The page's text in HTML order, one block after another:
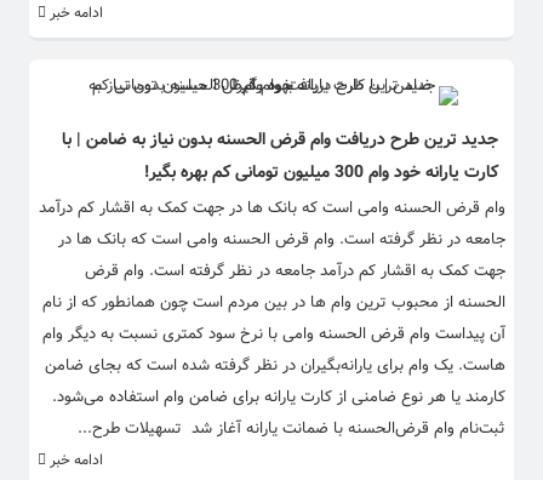
ادامه خبر
جدید ترین طرح دریافت وام قرض الحسنه بدون نیاز به ضامن | با
کارت یارانه خود وام 300 میلیون تومانی کم بهره بگیر!
وام قرض الحسنه وامی است که بانک ها در جهت کمک به اقشار کم درآمد
جامعه در نظر گرفته است. وام قرض الحسنه وامی است که بانک ها در
جهت کمک به اقشار کم درآمد جامعه در نظر گرفته است. وام قرض
الحسنه از محبوب ترین وام ها در بین مردم است چون همانطور که از نام
آن پیداست وام قرض الحسنه وامی با نرخ سود کمتری نسبت به دیگر وام
هاست. یک وام برای یارانه‌بگیران در نظر گرفته شده است که بجای ضامن
کارمند یا هر نوع ضامنی از کارت یارانه برای ضامن وام استفاده می‌شود.
ثبت‌نام وام قرض‌الحسنه با ضمانت یارانه آغاز شد تسهیلات طرح...
ادامه خبر